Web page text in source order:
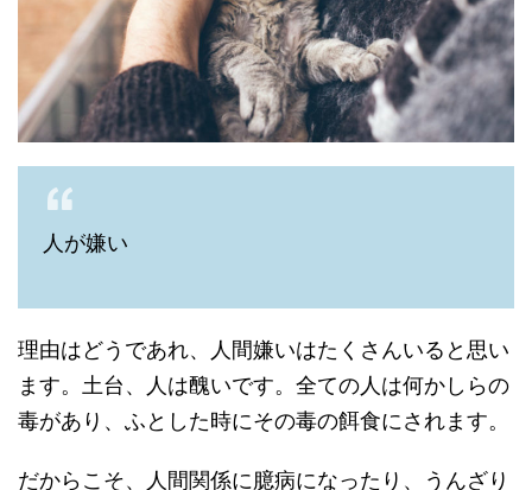
人が嫌い
理由はどうであれ、人間嫌いはたくさんいると思い
ます。土台、人は醜いです。全ての人は何かしらの
毒があり、ふとした時にその毒の餌食にされます。
だからこそ、人間関係に臆病になったり、うんざり